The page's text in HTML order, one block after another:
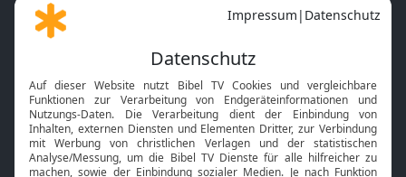
Gott und Bibel erklärt
Neuigkeiten
Mobile App
Smart TV
HbbTV
Bibelthek Online-Bibel
Nächster Gottesdienst